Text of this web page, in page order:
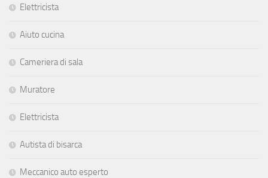
Elettricista
Aiuto cucina
Cameriera di sala
Muratore
Elettricista
Autista di bisarca
Meccanico auto esperto